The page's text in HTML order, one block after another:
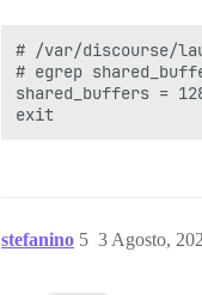
# /var/discourse/
# egrep
shared_buffers =
stefanino 3 Agosto,
5